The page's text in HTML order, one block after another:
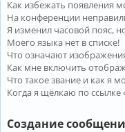
Как избежать появления
На конференции
Я изменил часовой пояс,
Моего языка нет в списке!
Что означают
Как мне включить
Что такое звание и как я
Когда я щёлкаю по
Создание